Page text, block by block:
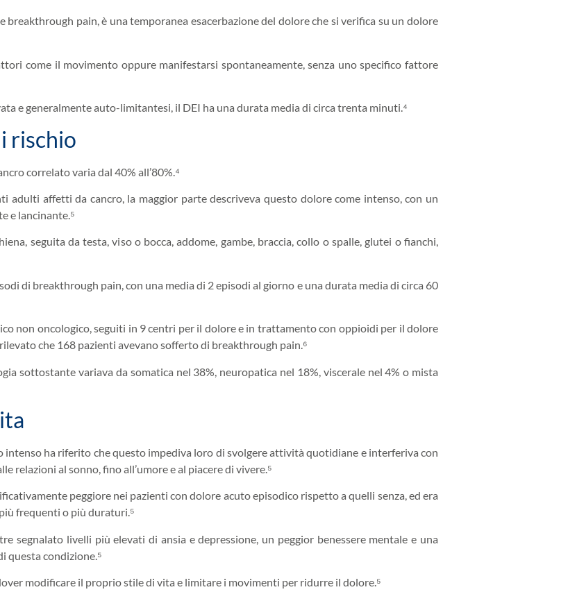
pain, è una temporanea esacerbazione del dolore che si verifica su un dolore
come il movimento oppure manifestarsi spontaneamente, senza uno specifico fattore
e generalmente auto-limitantesi, il DEI ha una durata media di circa trenta minuti.⁴
rischio
correlato varia dal 40% all’80%.⁴
adulti affetti da cancro, la maggior parte descriveva questo dolore come intenso, con un
e lancinante.⁵
seguita da testa, viso o bocca, addome, gambe, braccia, collo o spalle, glutei o fianchi,
di breakthrough pain, con una media di 2 episodi al giorno e una durata media di circa 60
non oncologico, seguiti in 9 centri per il dolore e in trattamento con oppioidi per il dolore
che 168 pazienti avevano sofferto di breakthrough pain.⁶
sottostante variava da somatica nel 38%, neuropatica nel 18%, viscerale nel 4% o mista
intenso ha riferito che questo impediva loro di svolgere attività quotidiane e interferiva con
relazioni al sonno, fino all’umore e al piacere di vivere.⁵
peggiore nei pazienti con dolore acuto episodico rispetto a quelli senza, ed era
frequenti o più duraturi.⁵
segnalato livelli più elevati di ansia e depressione, un peggior benessere mentale e una
questa condizione.⁵
modificare il proprio stile di vita e limitare i movimenti per ridurre il dolore.⁵